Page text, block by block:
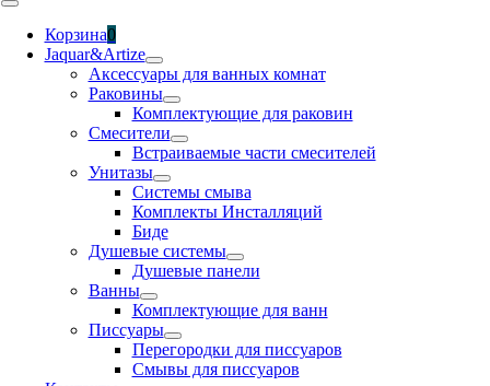
Toggle
NavigationКорзина0
Jaquar&Artize
Аксессуары для ванных комнат
Раковины
Комплектующие для раковин
Смесители
Встраиваемые части смесителей
Унитазы
Системы смыва
Комплекты Инсталляций
Биде
Душевые системы
Душевые панели
Ванны
Комплектующие для ванн
Писсуары
Перегородки для писсуаров
Смывы для писсуаров